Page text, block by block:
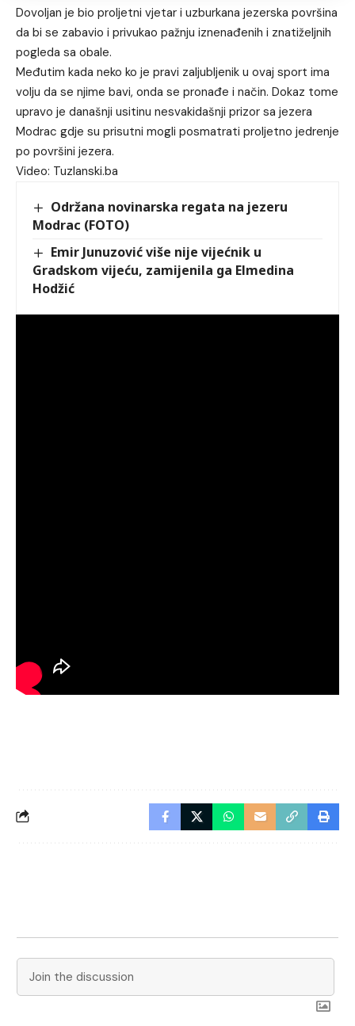
Dovoljan je bio proljetni vjetar i uzburkana jezerska površina
da bi se zabavio i privukao pažnju iznenađenih i znatiželjnih
pogleda sa obale.
Međutim kada neko ko je pravi zaljubljenik u ovaj sport ima
volju da se njime bavi, onda se pronađe i način. Dokaz tome
upravo je današnji usitinu nesvakidašnji prizor sa jezera
Modrac gdje su prisutni mogli posmatrati proljetno jedrenje
po površini jezera.
Video: Tuzlanski.ba
Održana novinarska regata na jezeru
Modrac (FOTO)
Emir Junuzović više nije vijećnik u
Gradskom vijeću, zamijenila ga Elmedina
Hodžić